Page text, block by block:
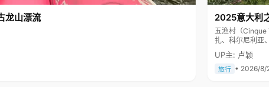
龙山漂流 2025意大利
五渔村（Cinque
扎、科尔尼利亚
色彩斑斓，
UP主: 卢颖
旅行 • 2026/8/